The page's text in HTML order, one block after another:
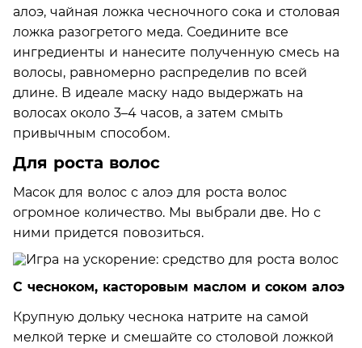
алоэ, чайная ложка чесночного сока и столовая
ложка разогретого меда. Соедините все
ингредиенты и нанесите полученную смесь на
волосы, равномерно распределив по всей
длине. В идеале маску надо выдержать на
волосах около 3–4 часов, а затем смыть
привычным способом.
Для роста волос
Масок для волос с алоэ для роста волос
огромное количество. Мы выбрали две. Но с
ними придется повозиться.
С чесноком, касторовым маслом и соком алоэ
Крупную дольку чеснока натрите на самой
мелкой терке и смешайте со столовой ложкой